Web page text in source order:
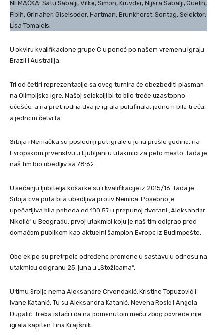
NEMAČKA: Satu Sabalji, Vilke, Simon, Kruvder, Nijara Sabalji, Guelih,
Fibih, Grinaher, Giselsoder, Hartman, Brunkhorst, Sontag. Selektor:
Lisa Tomaidis.
U okviru kvalifikacione grupe C u ponoć po našem vremenu igraju
Brazil i Australija.
Tri od četiri reprezentacije sa ovog turnira će obezbediti plasman
na Olimpijske igre. Našoj selekciji bi to bilo treće uzastopno
učešće, a na prethodna dva je igrala polufinala, jednom bila treća,
a jednom četvrta.
Srbija i Nemačka su poslednji put igrale u junu prošle godine, na
Evropskom prvenstvu u Ljubljani u utakmici za peto mesto. Tada je
naš tim bio ubedljiv sa 78:62.
U sećanju ljubitelja košarke su i kvalifikacije iz 2015/16. Tada je
Srbija dva puta bila ubedljiva protiv Nemica. Posebno je
upečatljiva bila pobeda od 100:57 u prepunoj dvorani „Aleksandar
Nikolić“ u Beogradu, prvoj utakmici koju je naš tim odigrao pred
domaćom publikom kao aktuelni šampion Evrope iz Budimpešte.
Obe ekipe su pretrpele određene promene u sastavu u odnosu na
utakmicu odigranu 25. juna u „Stožicama“.
U timu Srbije nema Aleksandre Crvendakić, Kristine Topuzović i
Ivane Katanić. Tu su Aleksandra Katanić, Nevena Rosić i Angela
Dugalić. Treba istaći i da na pomenutom meču zbog povrede nije
igrala kapiten Tina Krajišnik.